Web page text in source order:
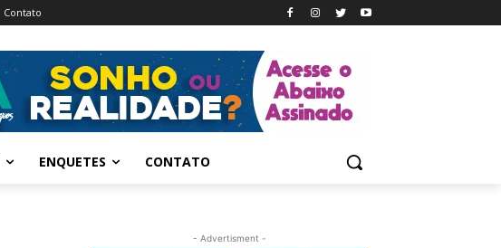
Contato
ENQUETES CONTATO
- Advertisment -